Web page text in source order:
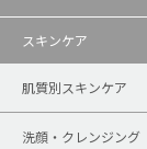
スキンケア
肌質別スキンケア
洗顔・クレンジング